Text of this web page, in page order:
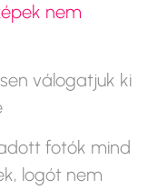
nem
válogatjuk ki
fotók mind
logót nem